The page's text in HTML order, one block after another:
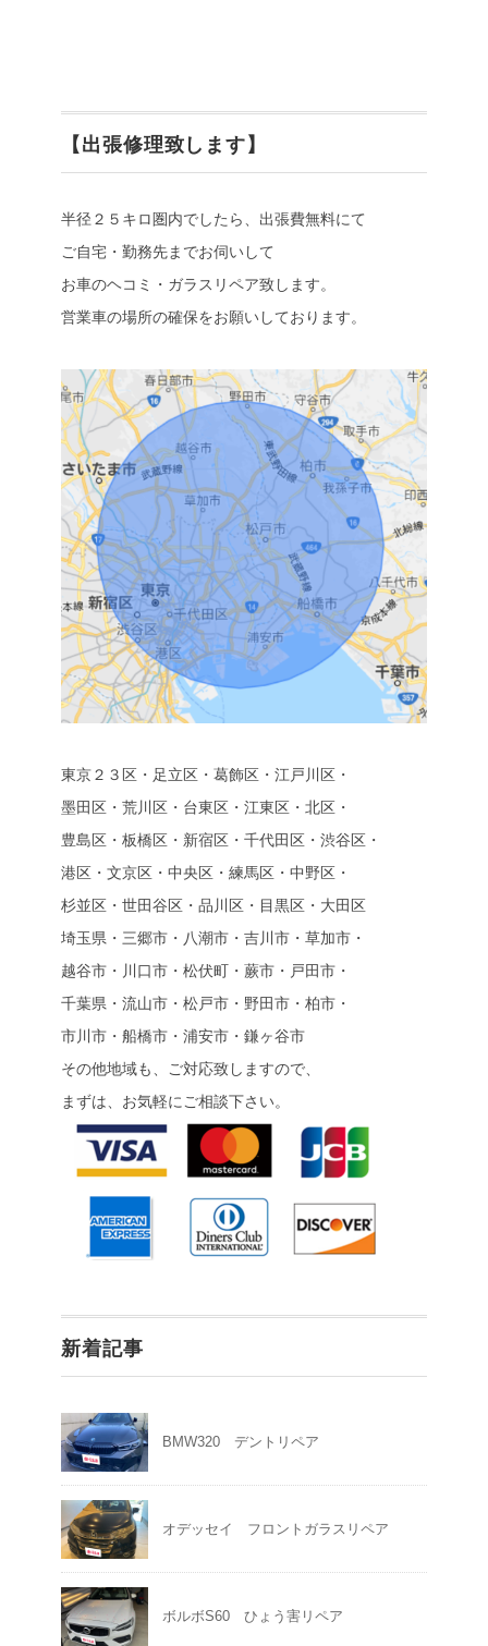
【出張修理致します】
半径２５キロ圏内でしたら、出張費無料にて
ご自宅・勤務先までお伺いして
お車のヘコミ・ガラスリペア致します。
営業車の場所の確保をお願いしております。
東京２３区・足立区・葛飾区・江戸川区・
墨田区・荒川区・台東区・江東区・北区・
豊島区・板橋区・新宿区・千代田区・渋谷区・
港区・文京区・中央区・練馬区・中野区・
杉並区・世田谷区・品川区・目黒区・大田区
埼玉県・三郷市・八潮市・吉川市・草加市・
越谷市・川口市・松伏町・蕨市・戸田市・
千葉県・流山市・松戸市・野田市・柏市・
市川市・船橋市・浦安市・鎌ヶ谷市
その他地域も、ご対応致しますので、
まずは、お気軽にご相談下さい。
新着記事
BMW320 デントリペア
オデッセイ フロントガラスリペア
ボルボS60 ひょう害リペア